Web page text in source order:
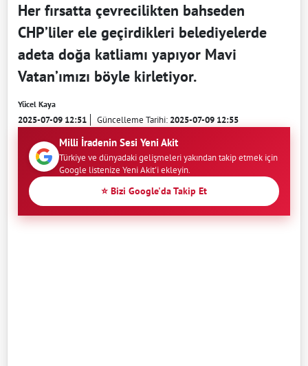
Her fırsatta çevrecilikten bahseden
CHP’liler ele geçirdikleri belediyelerde
adeta doğa katliamı yapıyor Mavi
Vatan’ımızı böyle kirletiyor.
Yücel Kaya
2025-07-09 12:51 Güncelleme Tarihi:2025-07-09 12:55
Milli İradenin Sesi Yeni Akit
Türkiye ve dünyadaki gelişmeleri yakından takip etmek için
Google listenize Yeni Akit'i ekleyin.
⭐ Bizi Google'da Takip Et